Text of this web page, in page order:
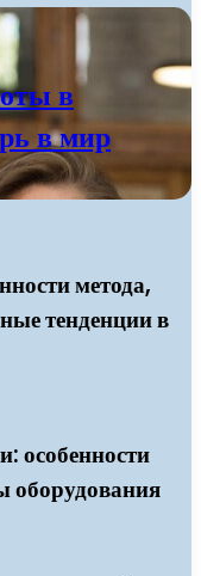
в
в мир
метода,
тенденции в
особенности
оборудования